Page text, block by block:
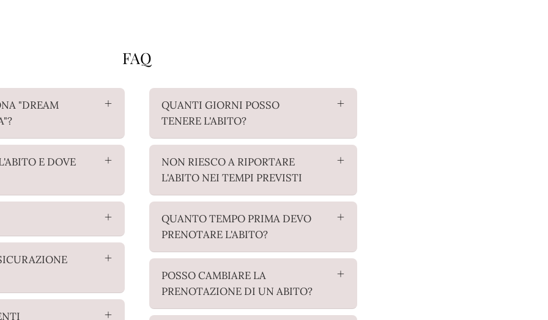
FAQ
"DREAM
E DOVE
QUANTI GIORNI POSSO
TENERE L'ABITO?
NON RIESCO A RIPORTARE
L'ABITO NEI TEMPI PREVISTI
QUANTO TEMPO PRIMA DEVO
PRENOTARE L'ABITO?
POSSO CAMBIARE LA
PRENOTAZIONE DI UN ABITO?